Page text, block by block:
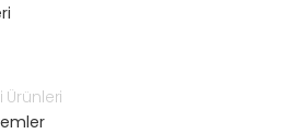
Ürünleri